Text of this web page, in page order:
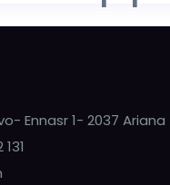
Ennasr 1- 2037 Ariana